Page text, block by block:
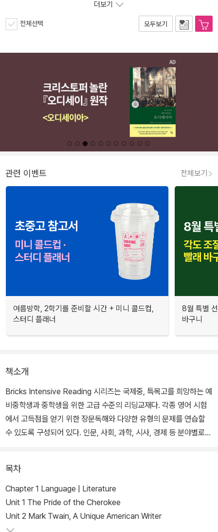
더보기
전체선택 모두보기
관련 이벤트 전체보기
여름방학, 2학기를 준비할 시간 + 미니 콜드컵,
스터디 플래너
8월 특별
바구니
책소개
Bricks Intensive Reading 시리즈는 국제중, 특목고를 희망하는 예
비중학생과 중학생을 위한 고급 수준의 리딩교재다. 각종 영어 시험
에서 고득점을 얻기 위한 장문독해와 다양한 유형의 문제를 연습할
수 있도록 구성되어 있다. 인문, 사회, 과학, 시사, 경제 등 분야별로
설계되어 있다.
목차
Chapter 1 Language | Literature
Unit 1 The Pride of the Cherokee
Unit 2 Mark Twain, A Unique American Writer